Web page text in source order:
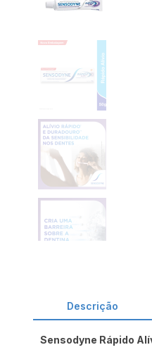
Descrição
Sensodyne Rápido